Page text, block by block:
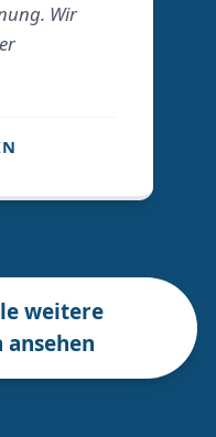
Wir
weitere